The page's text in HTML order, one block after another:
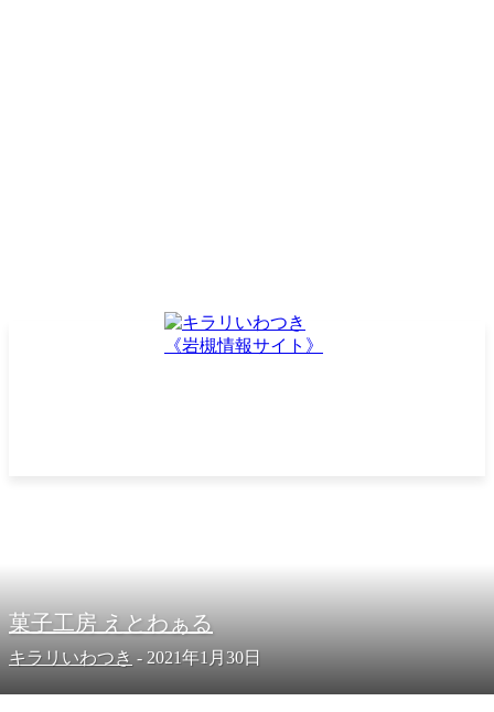
菓子工房 えとわぁる
キラリいわつき - 2021年1月30日